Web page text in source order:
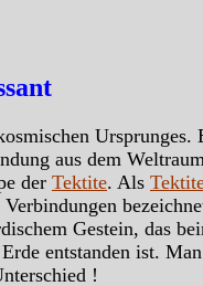
Ursprunges.
aus dem
der Tektite. Als
Gestein, das
entstanden ist. Man
!